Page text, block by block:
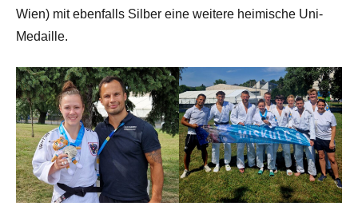
Wien) mit ebenfalls Silber eine weitere heimische Uni-
Medaille.